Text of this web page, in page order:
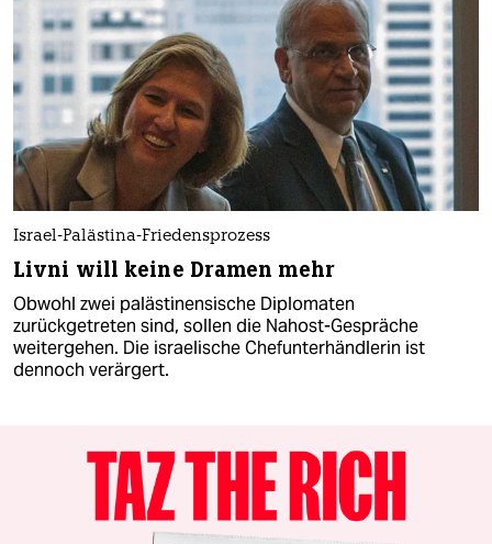
Israel-Palästina-Friedensprozess
Livni will keine Dramen mehr
Obwohl zwei palästinensische Diplomaten
zurückgetreten sind, sollen die Nahost-Gespräche
weitergehen. Die israelische Chefunterhändlerin ist
dennoch verärgert.